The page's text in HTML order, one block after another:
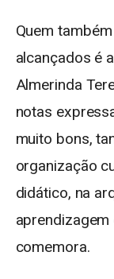
Quem
alcançados é
Almerinda
notas
muito bons,
organização
didático, na
aprendizagem
comemora.